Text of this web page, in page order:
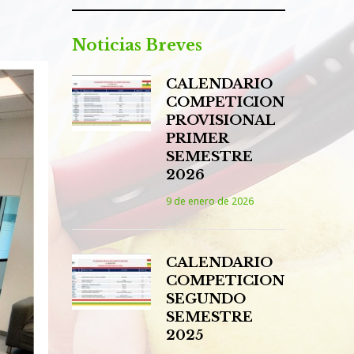
Noticias Breves
CALENDARIO
COMPETICION
PROVISIONAL
PRIMER
SEMESTRE
2026
9 de enero de 2026
CALENDARIO
COMPETICION
SEGUNDO
SEMESTRE
2025